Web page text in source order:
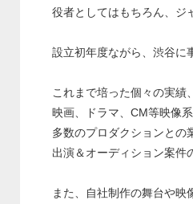
役者としてはもちろん、ジ
設立初年度ながら、渋谷に
これまで培った個々の実績
映画、ドラマ、CM等映像
多数のプロダクションとの
出演＆オーディション案件
また、自社制作の舞台や映